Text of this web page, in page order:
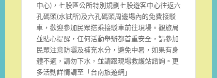
中心)，七股區公所特別規劃七股遊客中心往返六
孔碼頭(水試所)及六孔碼頭周邊場內的免費接駁
車，歡迎參加民眾搭乘接駁車前往現場。觀旅局
並貼心提醒，任何活動舉辦都首重安全，請參加
民眾注意防曬及補充水分，避免中暑，如果有身
體不適，請勿下水，並請跟現場救護站諮詢。更
多活動詳情請至「台南旅遊網」